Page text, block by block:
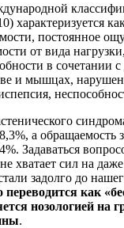
характеризуется
постоянное
от вида
в сочетании
и мышцах,
а обращаемость
Задаваться
хватает сил на
задолго до
переводится как
нозологией на
.